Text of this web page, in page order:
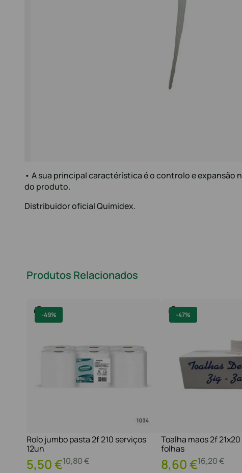
• A sua principal caractérística é o controlo e expansão
do produto.
Distribuidor oficial Quimidex.
Produtos Relacionados
-49%
Rolo jumbo pasta 2f 210 serviços
12un
10,80€
5,50€
-47%
Toalha maos 2f
folhas
16,20€
8,60€